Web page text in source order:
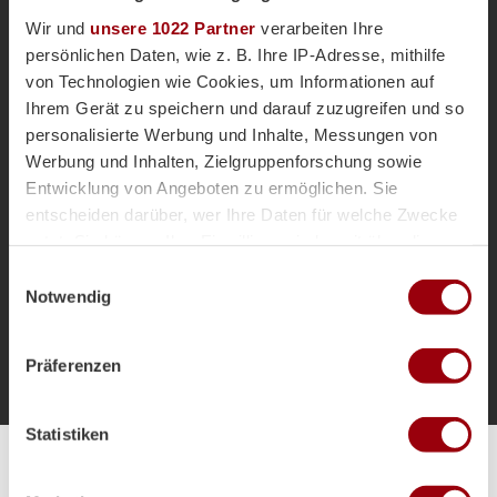
Wir und unsere 1022 Partner verarbeiten Ihre
persönlichen Daten, wie z. B. Ihre IP-Adresse, mithilfe
von Technologien wie Cookies, um Informationen auf
Ihrem Gerät zu speichern und darauf zuzugreifen und so
personalisierte Werbung und Inhalte, Messungen von
Werbung und Inhalten, Zielgruppenforschung sowie
Entwicklung von Angeboten zu ermöglichen. Sie
entscheiden darüber, wer Ihre Daten für welche Zwecke
Trigger Symbol ändern oder widerrufen
Informationen über Ihre geografische Lage erfassen,
Ihr Gerät durch aktives Scannen nach bestimmten
Merkmalen (Fingerprinting) identifizieren
verarbeitet werden, und legen Sie Ihre Präferenzen im
Notwendig
Präferenzen
Statistiken
Diesen Artikel teilen